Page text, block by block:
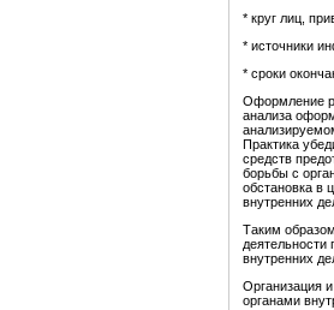
* круг лиц,
* источники
* сроки
Оформление
анализа
Практика
средств
борьбы с
обстановка в
внутренних
Таким
деятельности
внутренних
Организация
органами